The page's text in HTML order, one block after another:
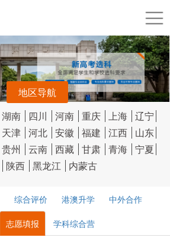
地区导航
湖南 四川 河南 重庆 上海 辽宁
天津 河北 安徽 福建 江西
山东
贵州 云南 西藏 甘肃 青海 宁夏
陕西 黑龙江 内蒙古
综合评价 港澳升学 中外合作
志愿填报 学科综合营